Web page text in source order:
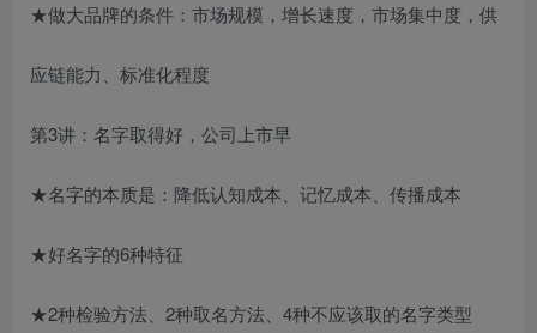
★做大品牌的条件：市场规模，增长速度，市场集中度，供
应链能力、标准化程度
第3讲：名字取得好，公司上市早
★名字的本质是：降低认知成本、记忆成本、传播成本
★好名字的6种特征
★2种检验方法、2种取名方法、4种不应该取的名字类型